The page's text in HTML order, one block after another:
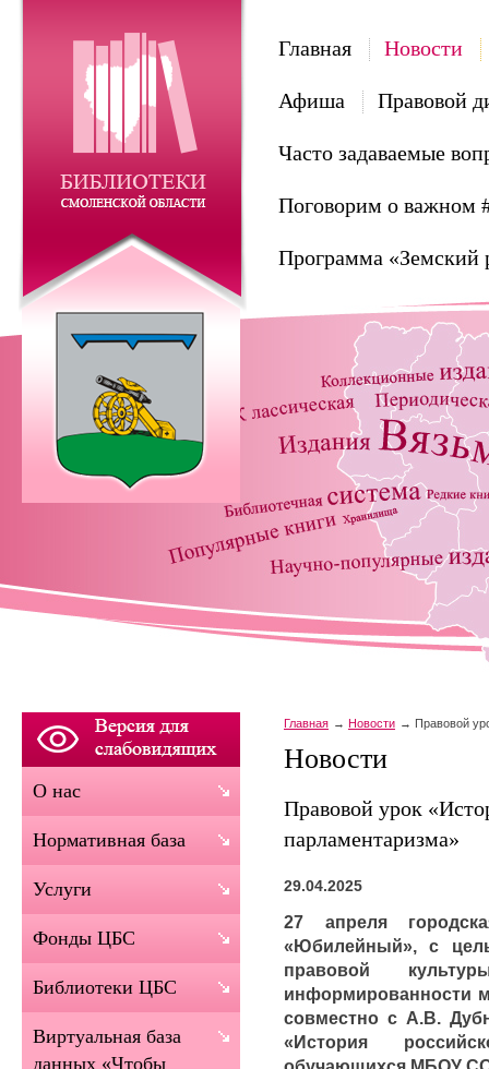
Главная Новости
Афиша Правовой
Часто задаваемые
Поговорим о важном
Программа «Земский
Главная Новости Правовой
Новости
Правовой урок
парламентаризма»
29.04.2025
27 апреля
«Юбилейный», с
правовой
информированности
совместно с А.В.
«История
О нас
Нормативная база
Услуги
Фонды ЦБС
Библиотеки ЦБС
Виртуальная база
данных «Чтобы